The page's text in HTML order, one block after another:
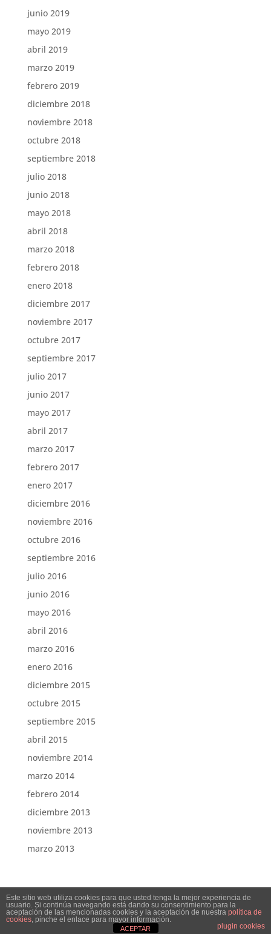
junio 2019
mayo 2019
abril 2019
marzo 2019
febrero 2019
diciembre 2018
noviembre 2018
octubre 2018
septiembre 2018
julio 2018
junio 2018
mayo 2018
abril 2018
marzo 2018
febrero 2018
enero 2018
diciembre 2017
noviembre 2017
octubre 2017
septiembre 2017
julio 2017
junio 2017
mayo 2017
abril 2017
marzo 2017
febrero 2017
enero 2017
diciembre 2016
noviembre 2016
octubre 2016
septiembre 2016
julio 2016
junio 2016
mayo 2016
abril 2016
marzo 2016
enero 2016
diciembre 2015
octubre 2015
septiembre 2015
abril 2015
noviembre 2014
marzo 2014
febrero 2014
diciembre 2013
noviembre 2013
marzo 2013
Tomarial © Abogados, Economistas y Consultores
Este sitio web utiliza cookies para que usted tenga la mejor experiencia de
usuario. Si continúa navegando está dando su consentimiento para la
aceptación de las mencionadas cookies y la aceptación de nuestra política de
cookies, pinche el enlace para mayor información.
plugin cookies
ACEPTAR